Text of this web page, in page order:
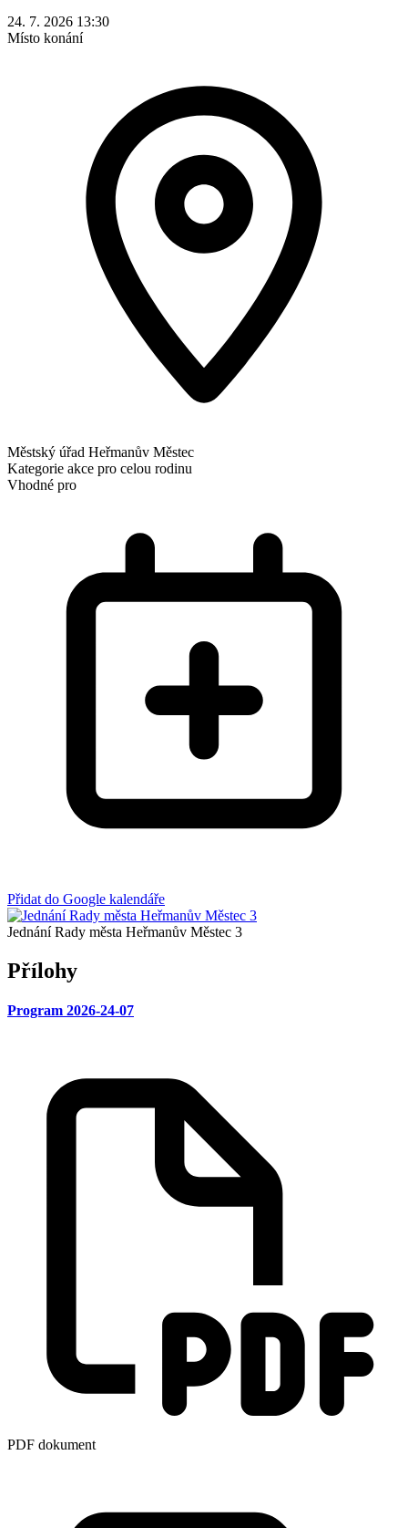
24. 7. 2026 13:30
Místo konání
Městský úřad Heřmanův Městec
Kategorie akce pro celou rodinu
Vhodné pro
Přidat do Google kalendáře
Jednání Rady města Heřmanův Městec 3
Přílohy
Program 2026-24-07
PDF dokument